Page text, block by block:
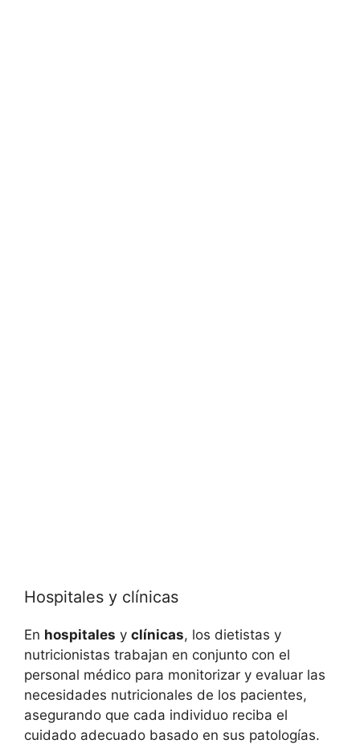
Hospitales y clínicas
En hospitales y clínicas, los dietistas y
nutricionistas trabajan en conjunto con el
personal médico para monitorizar y evaluar las
necesidades nutricionales de los pacientes,
asegurando que cada individuo reciba el
cuidado adecuado basado en sus patologías.